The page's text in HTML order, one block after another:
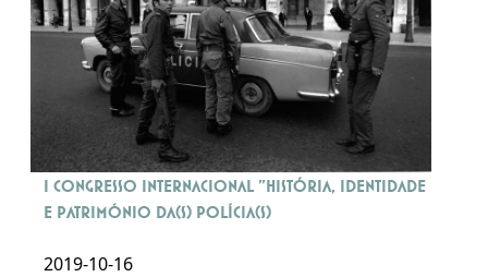
I Congresso Internacional "História, Identidade
e Património da(s) Polícia(s)
2019-10-16